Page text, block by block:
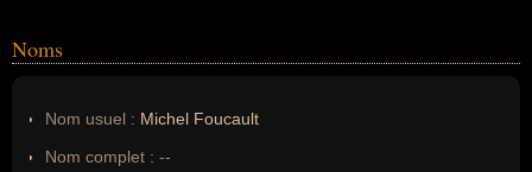
Noms
Nom usuel : Michel Foucault
Nom complet : --